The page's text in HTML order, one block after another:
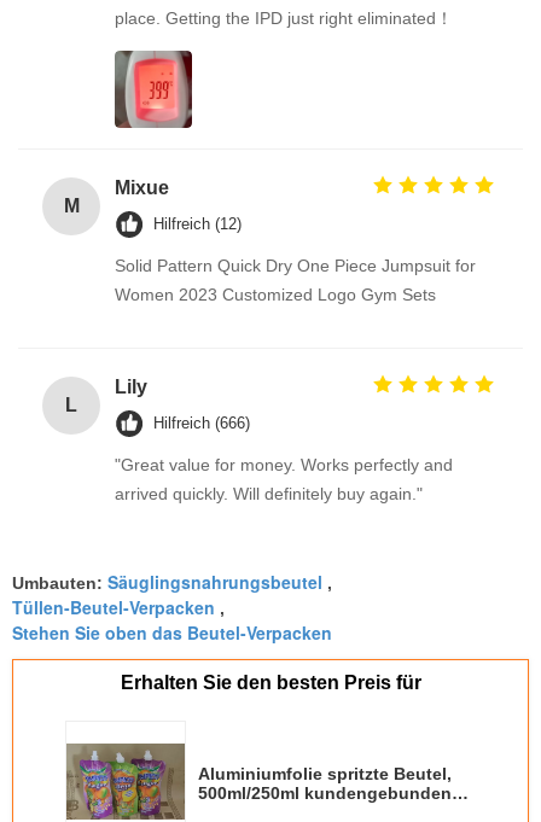
place. Getting the IPD just right eliminated！
M
Mixue
Hilfreich (12)
Solid Pattern Quick Dry One Piece Jumpsuit for
Women 2023 Customized Logo Gym Sets
L
Lily
Hilfreich (666)
"Great value for money. Works perfectly and
arrived quickly. Will definitely buy again."
Umbauten: Säuglingsnahrungsbeutel ,
Tüllen-Beutel-Verpacken ,
Stehen Sie oben das Beutel-Verpacken
Erhalten Sie den besten Preis für
Aluminiumfolie spritzte Beutel,
500ml/250ml kundengebundene